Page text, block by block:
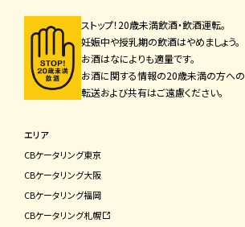
ストップ！20歳未満飲酒・飲酒運転。
妊娠中や授乳期の飲酒はやめましょう。
お酒はなによりも適量です。
お酒に関する情報の20歳未満の方への
転送および共有はご遠慮ください。
エリア
CBケータリング東京
CBケータリング⼤阪
CBケータリング福岡
CBケータリング札幌